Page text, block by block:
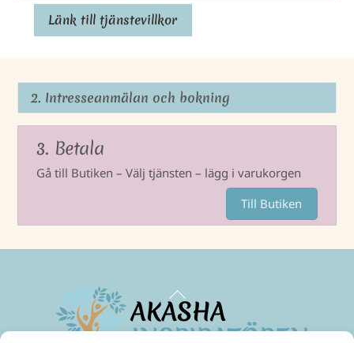
Länk till tjänstevillkor
2. Intresseanmälan och bokning
3. Betala
Gå till Butiken – Välj tjänsten – lägg i varukorgen
Till Butiken
Back
To
Top